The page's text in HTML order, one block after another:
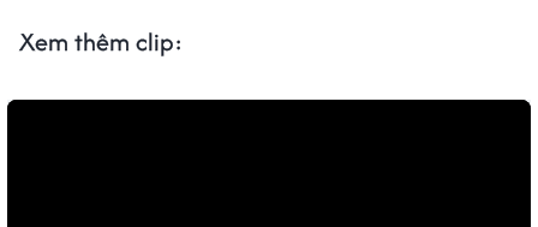
Xem thêm clip: